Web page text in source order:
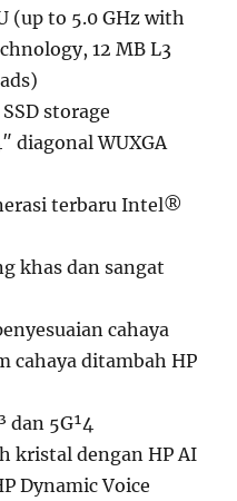
to 5.0 GHz with
12 MB L3
storage
diagonal WUXGA
terbaru Intel®
khas dan sangat
cahaya
cahaya ditambah HP
dan 5G¹4
kristal dengan HP AI
Dynamic Voice